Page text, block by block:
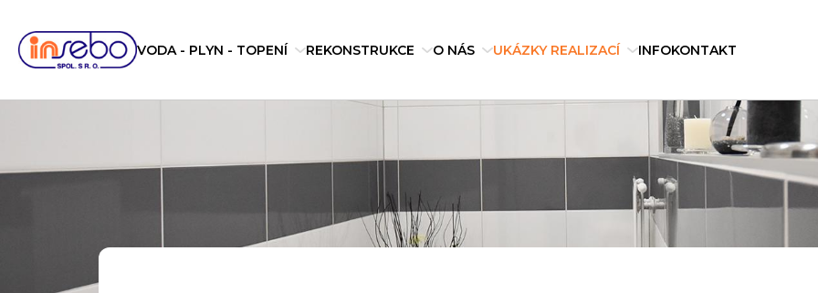
VODA - PLYN - TOPENÍ REKONSTRUKCE O NÁS UKÁZKY REALIZACÍ INFOKONTAKT